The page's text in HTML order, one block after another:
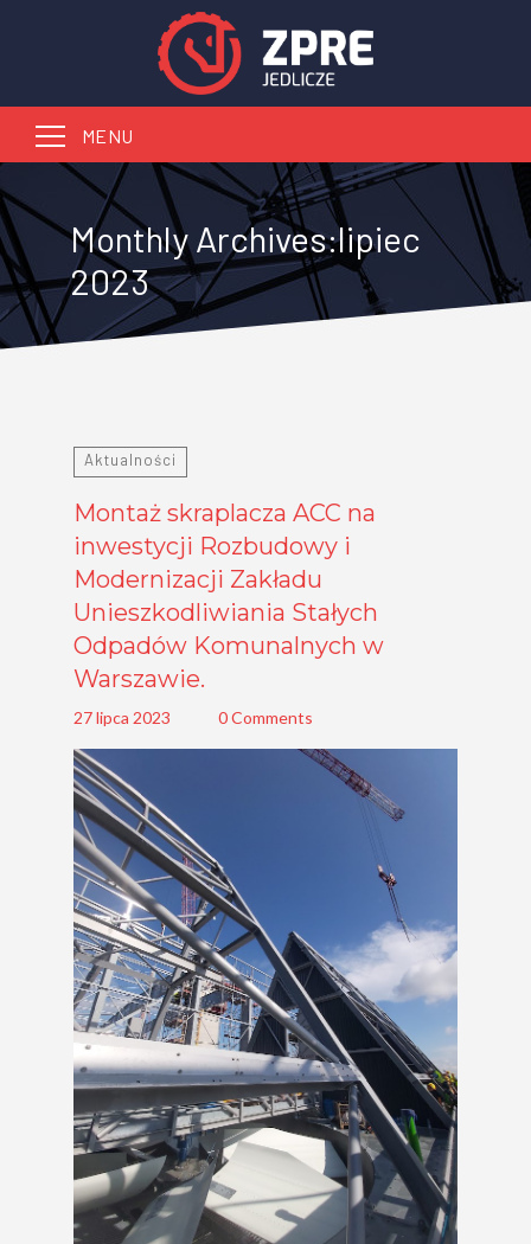
Szukaj:
Monthly Archives:lipiec
2023
Aktualności
Montaż skraplacza ACC na
inwestycji Rozbudowy i
Modernizacji Zakładu
Unieszkodliwiania Stałych
Odpadów Komunalnych w
Warszawie.
27 lipca 2023 0 Comments